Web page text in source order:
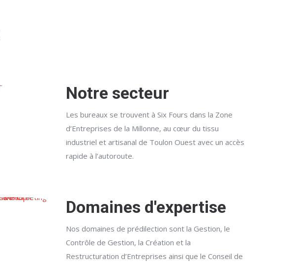
Notre secteur
Les bureaux se trouvent à Six Fours dans la Zone
d’Entreprises de la Millonne, au cœur du tissu
industriel et artisanal de Toulon Ouest avec un accès
rapide à l’autoroute.
Domaines d'expertise
Nos domaines de prédilection sont la Gestion, le
Contrôle de Gestion, la Création et la
Restructuration d’Entreprises ainsi que le Conseil de